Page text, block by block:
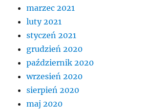
marzec 2021
luty 2021
styczeń 2021
grudzień 2020
październik 2020
wrzesień 2020
sierpień 2020
maj 2020